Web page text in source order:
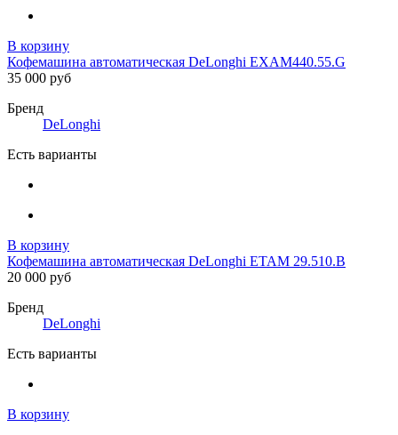
В корзину
Кофемашина автоматическая DeLonghi EXAM440.55.G
35 000 руб
Бренд
DeLonghi
Есть варианты
В корзину
Кофемашина автоматическая DeLonghi ETAM 29.510.B
20 000 руб
Бренд
DeLonghi
Есть варианты
В корзину